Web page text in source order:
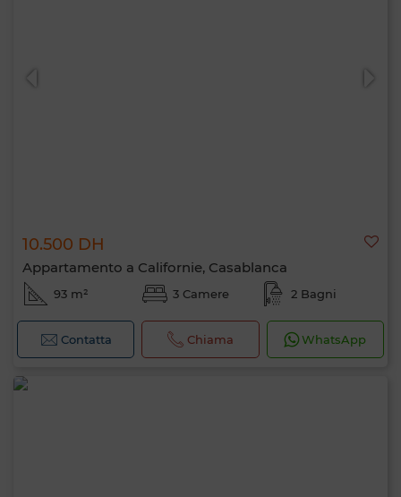
10.500 DH
Appartamento a Californie, Casablanca
93 m² 3 Camere 2 Bagni
Contatta Chiama WhatsApp